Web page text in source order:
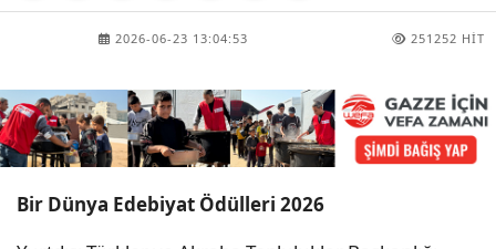
2026-06-23 13:04:53 251252 HIT
Bir Dünya Edebiyat Ödülleri 2026